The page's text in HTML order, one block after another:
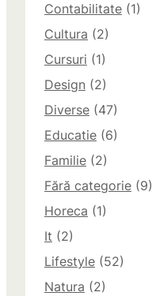
Contabilitate (1)
Cultura (2)
Cursuri (1)
Design (2)
Diverse (47)
Educatie (6)
Familie (2)
Fără categorie (9)
Horeca (1)
It (2)
Lifestyle (52)
Natura (2)